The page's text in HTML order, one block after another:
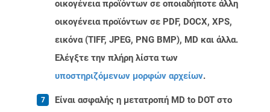
οικογένεια προϊόντων σε οποιαδήποτε άλλη
οικογένεια προϊόντων σε PDF, DOCX, XPS,
εικόνα (TIFF, JPEG, PNG BMP), MD και άλλα.
Ελέγξτε την πλήρη λίστα των
υποστηριζόμενων μορφών αρχείων.
Είναι ασφαλής η μετατροπή MD to DOT στο